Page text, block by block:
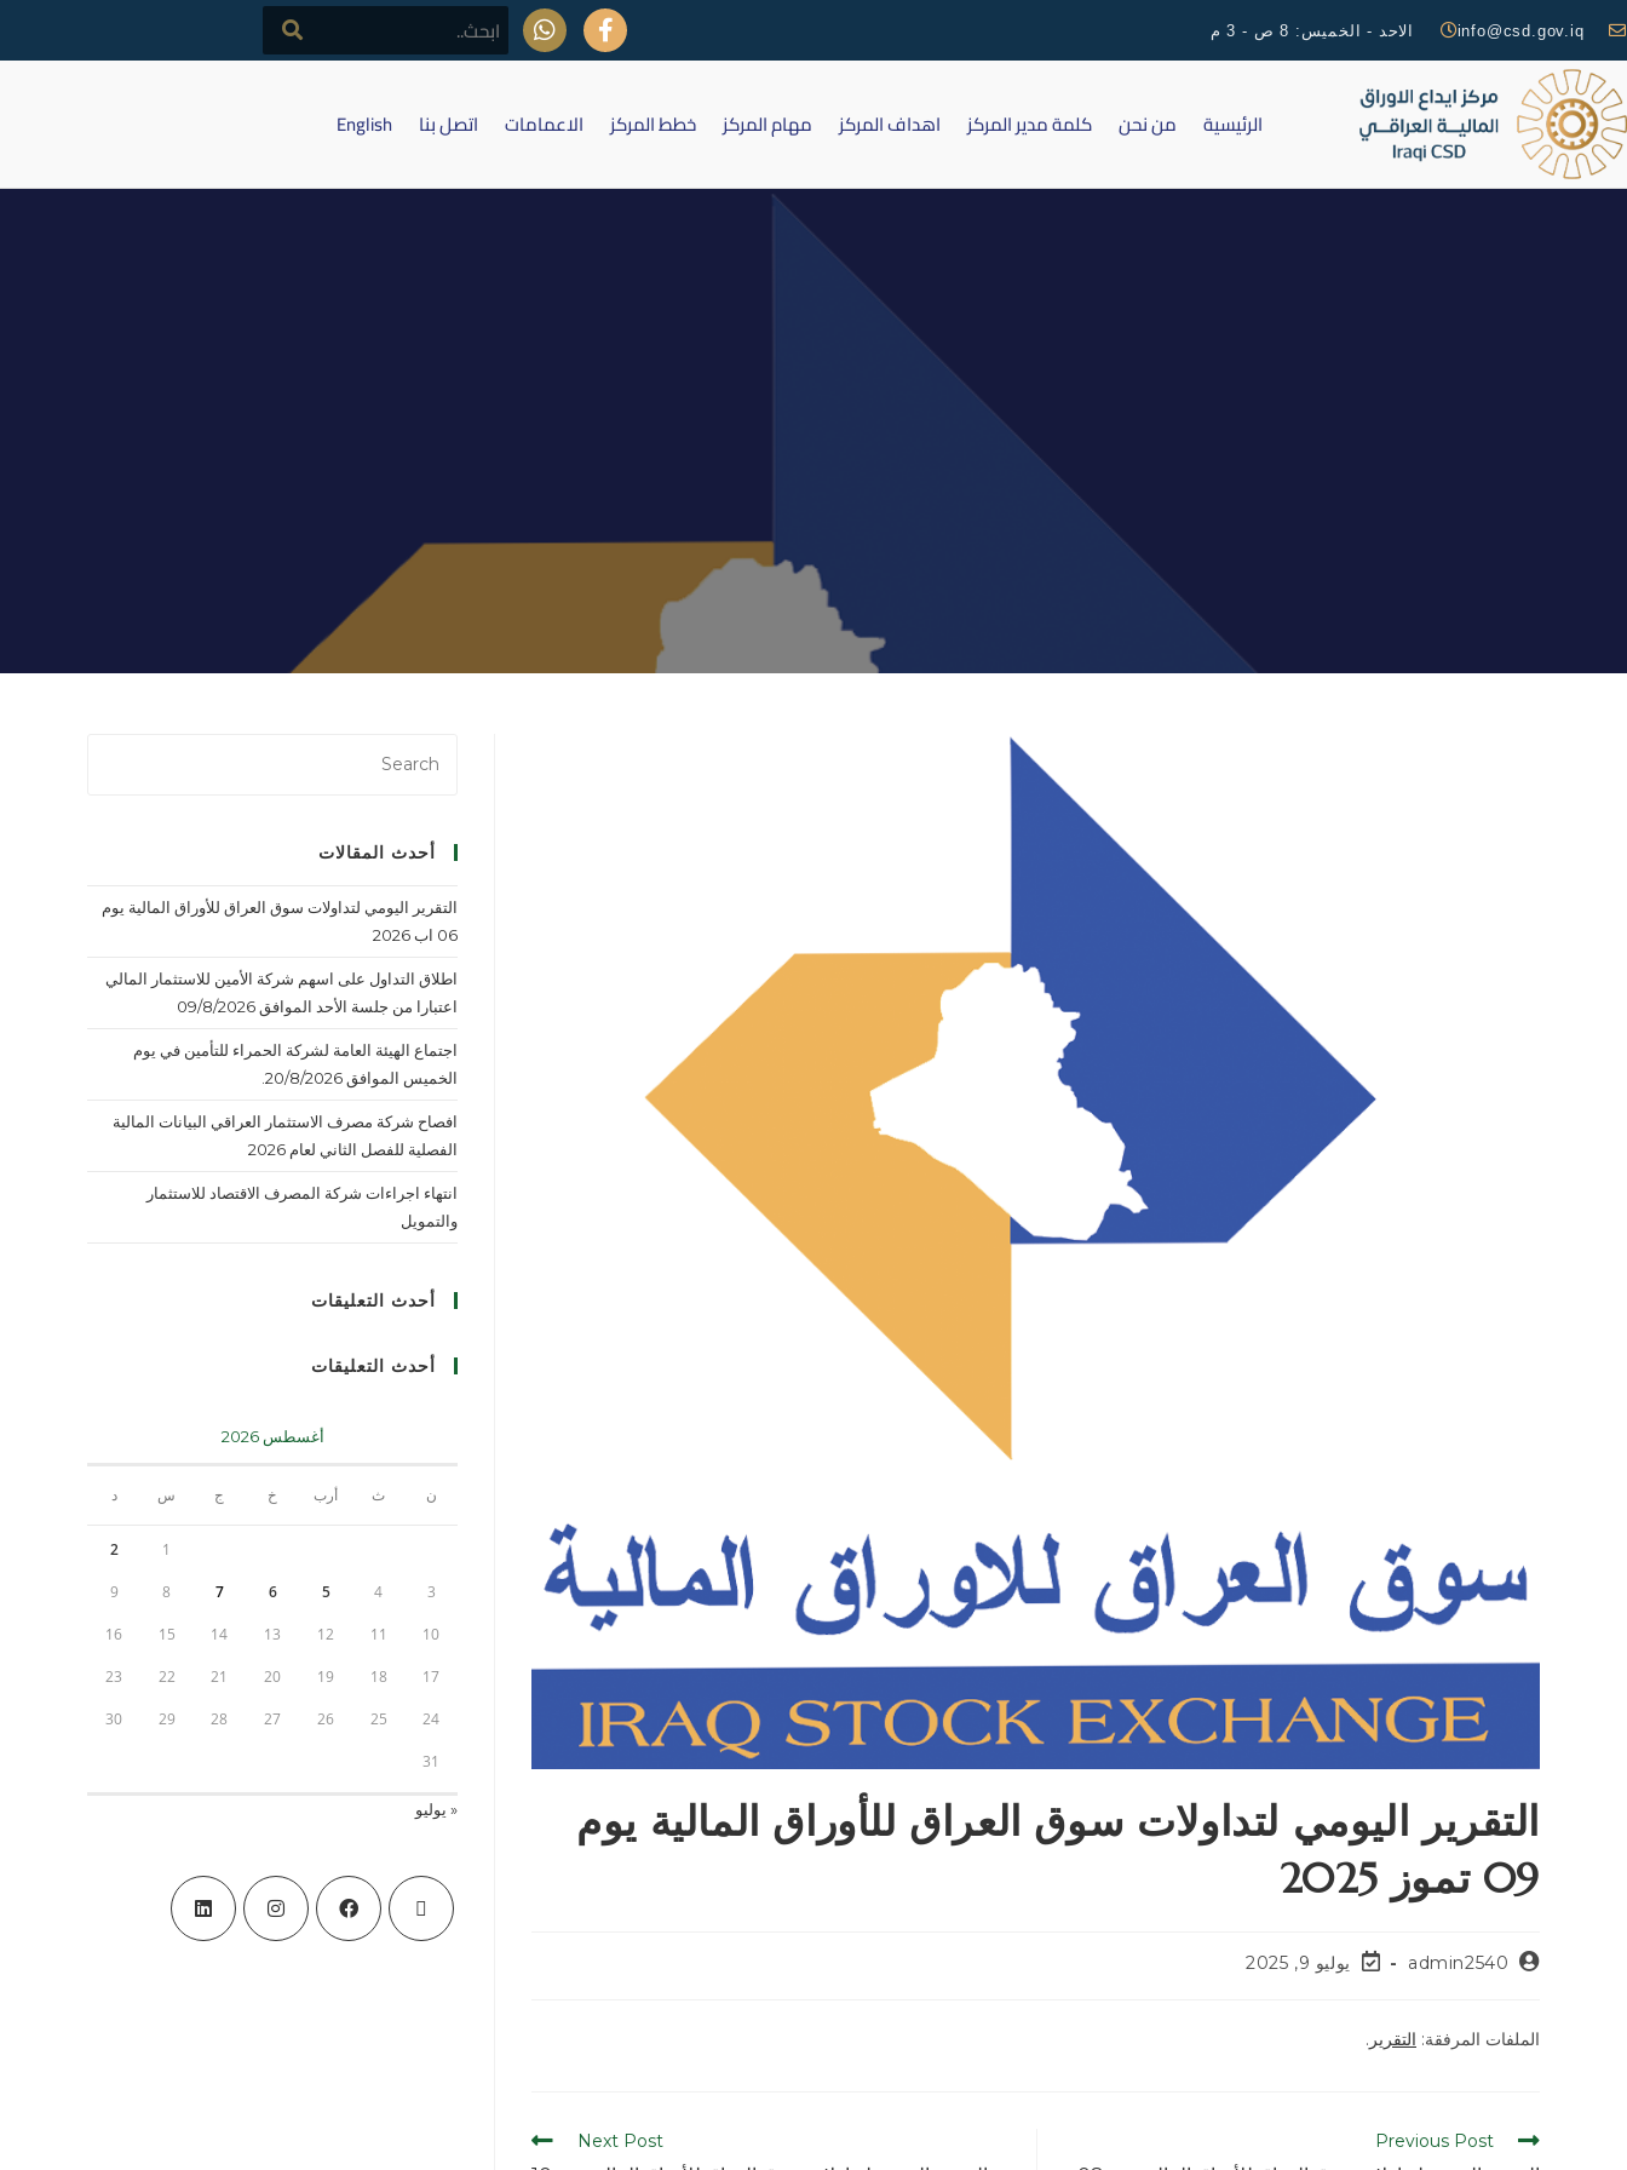
info@csd.gov.iq الاحد - الخميس: 8 ص - 3 م
الرئيسية من نحن كلمة مدير المركز اهداف المركز مهام المركز خطط المركز الاعمامات اتصل بنا English
التقرير اليومي لتداولات سوق العراق للأوراق المالية يوم 09 تموز 2025
التقرير اليومي لتداولات سوق العراق للأوراق المالية يوم
09 تموز 2025
admin2540 يوليو 9, 2025
الملفات المرفقة: التقرير .
Previous Post
Next Post
أحدث المقالات
التقرير اليومي لتداولات سوق العراق للأوراق المالية يوم
06 اب 2026
اطلاق التداول على اسهم شركة الأمين للاستثمار المالي
اعتبارا من جلسة الأحد الموافق 09/8/2026
اجتماع الهيئة العامة لشركة الحمراء للتأمين في يوم
الخميس الموافق 20/8/2026.
افصاح شركة مصرف الاستثمار العراقي البيانات المالية
الفصلية للفصل الثاني لعام 2026
انتهاء اجراءات شركة المصرف الاقتصاد للاستثمار
والتمويل
أحدث التعليقات
أحدث التعليقات
أغسطس 2026
ن ث أرب خ ج س د
1
2
3
4
5
6
7
8
9
10
11
12
13
14
15
16
17
18
19
20
21
22
23
24
25
26
27
28
29
30
31
« يوليو